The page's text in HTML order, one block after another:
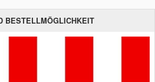
BESTELLMÖGLICHKEIT